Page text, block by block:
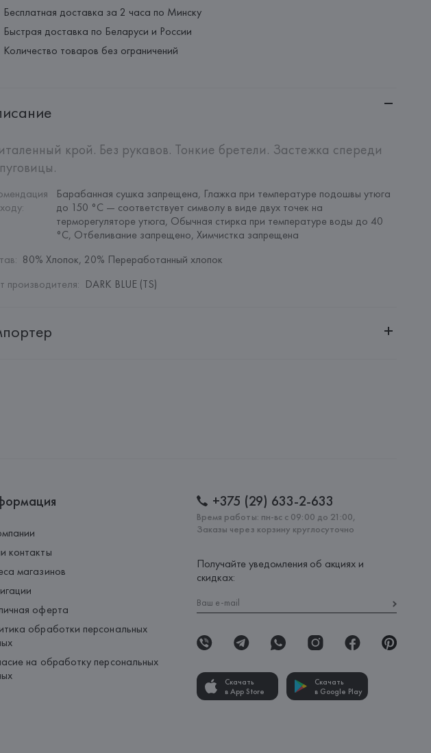
Бесплатная доставка за 2 часа по Минску
Быстрая доставка по Беларуси и России
Количество товаров без ограничений
крой. Без рукавов. Тонкие бретели. Застежка спереди
:
Барабанная сушка запрещена, Глажка при температуре подошвы утюга
до 150 °C — соответствует символу в виде двух точек на
терморегуляторе утюга, Обычная стирка при температуре воды до 40
°C, Отбеливание запрещено, Химчистка запрещена
: 80% Хлопок, 20% Переработанный хлопок
производителя: DARK BLUE (TS)
контакты
магазинов
оферта
обработки персональных
на обработку персональных
+375 (29) 633-2-633
Время работы: пн-вс с 09:00 до 21:00,
Заказы через корзину круглосуточно
Получайте уведомления об акциях и
скидках:
Скачать
в App Store
Скачать
в Google Play